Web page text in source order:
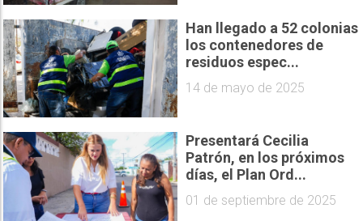
Han llegado a 52 colonias
los contenedores de
residuos espec...
14 de mayo de 2025
Presentará Cecilia
Patrón, en los próximos
días, el Plan Ord...
01 de septiembre de 2025